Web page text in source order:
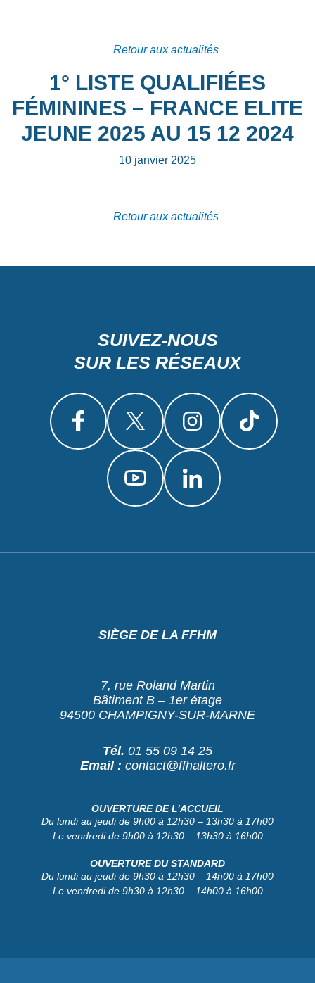
Retour aux actualités
1° LISTE QUALIFIÉES
FÉMININES – FRANCE ELITE
JEUNE 2025 AU 15 12 2024
10 janvier 2025
Retour aux actualités
SUIVEZ-NOUS
SUR LES RÉSEAUX
SIÈGE DE LA FFHM
7, rue Roland Martin
Bâtiment B – 1er étage
94500 CHAMPIGNY-SUR-MARNE
Tél. 01 55 09 14 25
Email : contact@ffhaltero.fr
OUVERTURE DE L’ACCUEIL
Du lundi au jeudi de 9h00 à 12h30 – 13h30 à 17h00
Le vendredi de 9h00 à 12h30 – 13h30 à 16h00
OUVERTURE DU STANDARD
Du lundi au jeudi de 9h30 à 12h30 – 14h00 à 17h00
Le vendredi de 9h30 à 12h30 – 14h00 à 16h00